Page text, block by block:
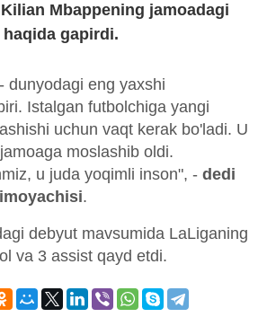
Mbappening jamoadagi
gapirdi.
dunyodagi eng yaxshi
Istalgan futbolchiga yangi
uchun vaqt kerak bo'ladi. U
moslashib oldi.
u juda yoqimli inson", - dedi
.
debyut mavsumida LaLiganing
va 3 assist qayd etdi.